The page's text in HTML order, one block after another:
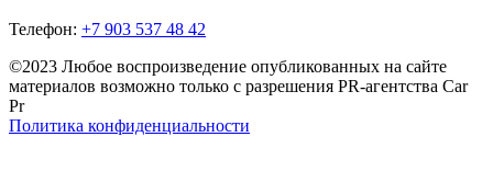
Телефон: +7 903 537 48 42
©2023 Любое воспроизведение опубликованных на сайте
материалов возможно только с разрешения PR-агентства Car
Pr
Политика конфиденциальности